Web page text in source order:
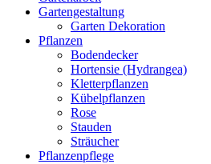
Gartengestaltung
Garten Dekoration
Pflanzen
Bodendecker
Hortensie (Hydrangea)
Kletterpflanzen
Kübelpflanzen
Rose
Stauden
Sträucher
Pflanzenpflege